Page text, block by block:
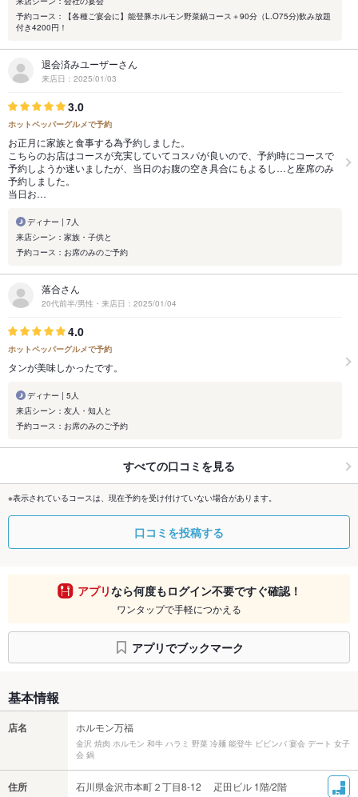
予約コース：【各種ご宴会に】能登豚ホルモン野菜鍋コース＋90分（L.O75分)飲み放題
付き4200円！
退会済みユーザーさん
来店日：2025/01/03
3.0
ホットペッパーグルメで予約
お正月に家族と食事する為予約しました。
こちらのお店はコースが充実していてコスパが良いので、予約時にコースで
予約しようか迷いましたが、当日のお腹の空き具合にもよるし…と座席のみ
予約しました。
当日お…
ディナー | 7人
来店シーン：家族・子供と
予約コース：お席のみのご予約
落合さん
20代前半/男性・来店日：2025/01/04
4.0
ホットペッパーグルメで予約
タンが美味しかったです。
ディナー | 5人
来店シーン：友人・知人と
予約コース：お席のみのご予約
すべての口コミを見る
※表示されているコースは、現在予約を受け付けていない場合があります。
口コミを投稿する
アプリなら何度もログイン不要ですぐ確認！
ワンタップで手軽につかえる
アプリでブックマーク
基本情報
店名 ホルモン万福
金沢 焼肉 ホルモン 和牛 ハラミ 野菜 冷麺 能登牛 ビビンバ 宴会 デート 女子
会 鍋
住所 石川県金沢市本町２丁目8-12 疋田ビル 1階/2階